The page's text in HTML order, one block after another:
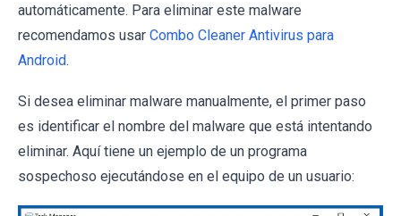
automáticamente. Para eliminar este malware
recomendamos usar Combo Cleaner Antivirus para
Android.
Si desea eliminar malware manualmente, el primer paso
es identificar el nombre del malware que está intentando
eliminar. Aquí tiene un ejemplo de un programa
sospechoso ejecutándose en el equipo de un usuario: